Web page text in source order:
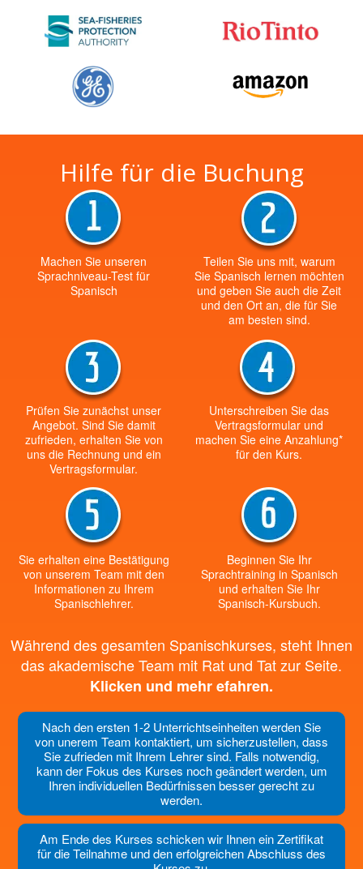
Hilfe für die Buchung
Machen Sie unseren
Sprachniveau-Test für
Spanisch
Teilen Sie uns mit, warum
Sie Spanisch lernen möchten
und geben Sie auch die Zeit
und den Ort an, die für Sie
am besten sind.
Prüfen Sie zunächst unser
Angebot. Sind Sie damit
zufrieden, erhalten Sie von
uns die Rechnung und ein
Vertragsformular.
Unterschreiben Sie das
Vertragsformular und
machen Sie eine Anzahlung*
für den Kurs.
Sie erhalten eine Bestätigung
von unserem Team mit den
Informationen zu Ihrem
Spanischlehrer.
Beginnen Sie Ihr
Sprachtraining in Spanisch
und erhalten Sie Ihr
Spanisch-Kursbuch.
Während des gesamten Spanischkurses, steht Ihnen
das akademische Team mit Rat und Tat zur Seite.
Klicken und mehr efahren.
Nach den ersten 1-2 Unterrichtseinheiten werden Sie
von unerem Team kontaktiert, um sicherzustellen, dass
Sie zufrieden mit Ihrem Lehrer sind. Falls notwendig,
kann der Fokus des Kurses noch geändert werden, um
Ihren individuellen Bedürfnissen besser gerecht zu
werden.
Am Ende des Kurses schicken wir Ihnen ein Zertifikat
für die Teilnahme und den erfolgreichen Abschluss des